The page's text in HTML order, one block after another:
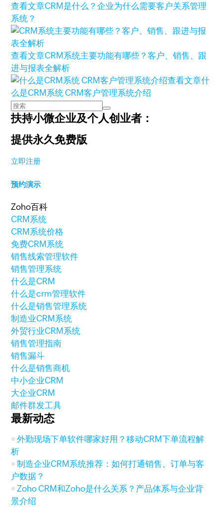
查看文章CRM是什么？企业为什么需要客户关系管理
系统？
查看文章CRM系统主要功能有哪些？客户、销售、跟
进与报表全解析
查看文章什
么是CRM系统 CRM客户管理系统介绍
扶持小微企业及个人创业者：
提供永久免费版
立即注册
预约演示
Zoho百科
CRM系统
CRM系统价格
免费CRM系统
销售线索管理软件
销售管理系统
什么是CRM
什么是crm管理软件
什么是销售管理系统
制造业CRM系统
外贸行业CRM系统
销售管理指南
销售漏斗
什么是销售商机
中小企业CRM
大企业CRM
邮件群发工具
最新动态
外勤现场下单软件哪家好用？移动CRM下单流程解
析
制造企业CRM系统推荐：如何打通销售、订单与客
户数据？
Zoho CRM和Zoho是什么关系？产品体系与企业背
景介绍